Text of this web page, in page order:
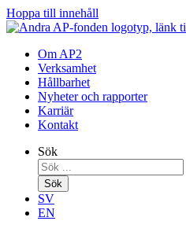
Hoppa till innehåll
Om AP2
Verksamhet
Hållbarhet
Nyheter och rapporter
Karriär
Kontakt
Sök
Sök
SV
EN